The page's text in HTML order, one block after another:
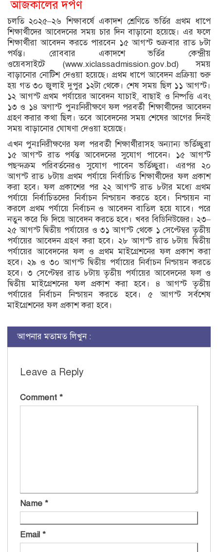
আজকালের দর্পণ
চলতি ২০২৫–২৬ শিক্ষাবর্ষে একাদশ শ্রেণিতে ভর্তির প্রথম ধাপে
শিক্ষার্থীদের আবেদনের সময় চার দিন বাড়ানো হয়েছে। এর ফলে
শিক্ষার্থীরা আবেদন করতে পারবেন ১৫ আগস্ট শুক্রবার রাত ৮টা
পর্যন্ত। রোববার একাদশে ভর্তির কেন্দ্রীয়
ওয়েবসাইটে (www.xiclassadmission.gov.bd) সময়
বাড়ানোর নোটিশ দেওয়া হয়েছে। প্রথম ধাপে আবেদন প্রক্রিয়া শুরু
হয় গত ৩০ জুলাই দুপুর ১২টা থেকে। শেষ সময় ছিল ১১ আগস্ট।
১২ আগস্ট প্রথম পর্যায়ের আবেদন যাচাই, বাছাই ও নিষ্পত্তি এবং
১৩ ও ১৪ অগাস্ট পুনঃনিরীক্ষণে ফল পরবর্তী শিক্ষার্থীদের আবেদন
গ্রহণ করার কথা ছিল। তবে আবেদনের সময় শেষের আগের দিনই
সময় বাড়ানোর ঘোষণা দেওয়া হয়েছে।
এখন পুনঃনিরীক্ষণের ফল পরবর্তী শিক্ষার্থীরাসহ অন্যান্য ভর্তিচ্ছুরা
১৫ আগস্ট রাত পর্যন্ত আবেদনের সুযোগ পাবেন। ১৫ আগস্ট
পছন্দক্রম পরিবর্তনেরও সুযোগ পাবেন ভর্তিচ্ছুরা। এরপর ২০
আগস্ট রাত ৮টায় প্রথম পর্যায়ে নির্বাচিত শিক্ষার্থীদের ফল প্রকাশ
করা হবে। ফল প্রকাশের পর ২২ আগস্ট রাত ৮টার মধ্যে প্রথম
পর্যায়ে নির্বাচিতদের নির্বাচন নিশ্চায়ন করতে হবে। নিশ্চায়ন না
করলে প্রথম পর্যায়ে নির্বাচন ও আবেদন বাতিল হয়ে যাবে। পরে
নতুন করে ফি দিয়ে আবেদন করতে হবে। খবর বিডিনিউজের। ২৩–
২৫ আগস্ট দ্বিতীয় পর্যায়ের ও ৩১ আগস্ট থেকে ১ সেপ্টেম্বর তৃতীয়
পর্যায়ের আবেদন গ্রহণ করা হবে। ২৮ আগস্ট রাত ৮টায় দ্বিতীয়
পর্যায়ের আবেদনের ফল ও প্রথম মাইগ্রেশনের ফল প্রকাশ করা
হবে। ২৯ ও ৩০ আগস্ট দ্বিতীয় পর্যায়ের নির্বাচন নিশ্চায়ন করতে
হবে। ৩ সেপ্টেম্বর রাত ৮টায় তৃতীয় পর্যায়ের আবেদনের ফল ও
দ্বিতীয় মাইগ্রেশনের ফল প্রকাশ করা হবে। ৪ আগস্ট তৃতীয়
পর্যায়ের নির্বাচন নিশ্চায়ন করতে হবে। ৫ আগস্ট সর্বশেষ
মাইগ্রেশনের ফল প্রকাশ করা হবে।
আপনার মতামত লিখুন :
Leave a Reply
Comment *
Name *
Email *